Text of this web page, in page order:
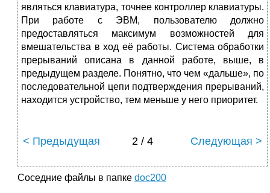
являться клавиатура, точнее контроллер клавиатуры.
При работе с ЭВМ, пользователю должно
предоставляться максимум возможностей для
вмешательства в ход её работы. Система обработки
прерываний описана в данной работе, выше, в
предыдущем разделе. Понятно, что чем «дальше», по
последовательной цепи подтверждения прерываний,
находится устройство, тем меньше у него приоритет.
< Предыдущая 2 / 4 Следующая >
Соседние файлы в папке doc200